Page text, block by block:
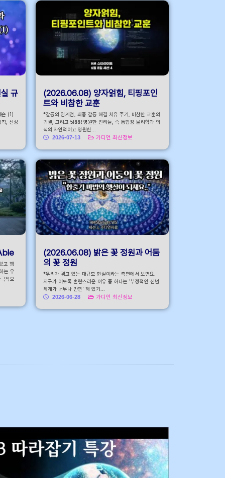
규
슨 (1)
칙, 신성
(2026.06.08) 양자얽힘, 티핑포인
트와 비참한 교훈
*갈등의 임계점, 최종 갈등 해결 치유 주기, 비참한 교훈의
귀결, 그리고 5RRR 영원한 진리들, 즉 통합장 물리학과 의
식의 자연적이고 영원한...
2026-07-13
가디언 최신정보
고 행
는 우
적으
(2026.06.08) 밝은 꽃 정원과 어둠
의 꽃 정원
*우리가 겪고 있는 대규모 현실이라는 측면에서 보면요.
지구가 이토록 혼란스러운 이유 중 하나는 '부정적인 신념
체계가 너무나 만연' 해 있기...
2026-06-28
가디언 최신정보